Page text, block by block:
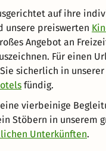
auf ihre
unsere preiswerten
Angebot an
Für einen
sicherlich in unserer
fündig.
vierbeinige
Stöbern in unserem
Unterkünften.